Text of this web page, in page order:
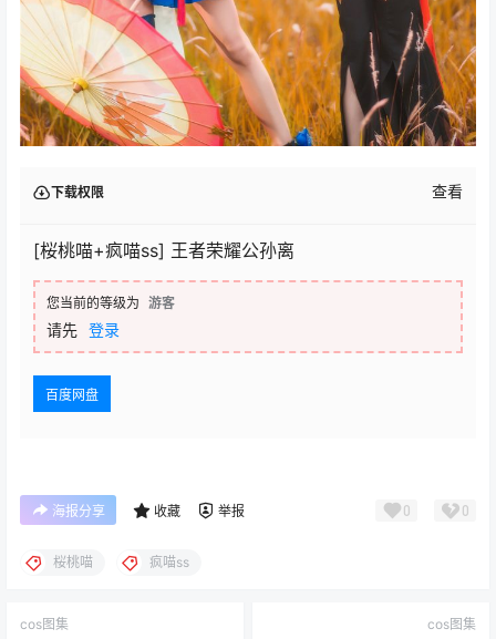
下载权限 查看
[桜桃喵+疯喵ss] 王者荣耀公孙离
您当前的等级为 游客
请先 登录
百度网盘
海报分享 收藏 举报 0 0
桜桃喵 疯喵ss
cos图集 cos图集